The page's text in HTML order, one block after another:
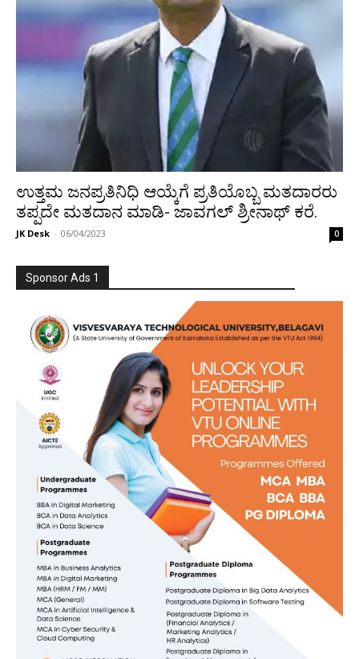
ಉತ್ತಮ ಜನಪ್ರತಿನಿಧಿ ಆಯ್ಕೆಗೆ ಪ್ರತಿಯೊಬ್ಬ ಮತದಾರರು
ತಪ್ಪದೇ ಮತದಾನ ಮಾಡಿ- ಜಾವಗಲ್ ಶ್ರೀನಾಥ್ ಕರೆ.
JK Desk - 06/04/2023 0
Sponsor Ads 1